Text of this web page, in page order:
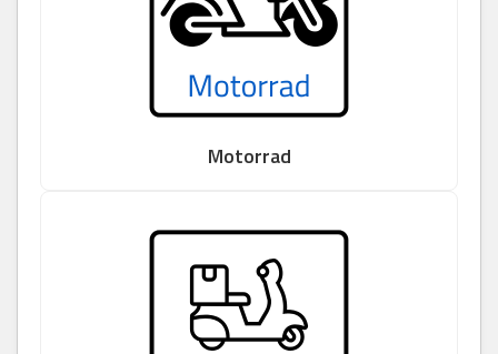
Motorrad